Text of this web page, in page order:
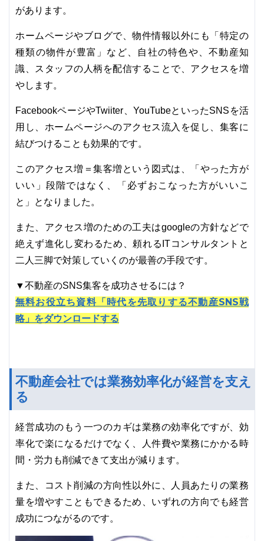
があります。
ホームページやブログで、物件情報以外にも「特定の
種類の物件が豊富」など、自社の特色や、不動産知
識、スタッフの人柄を配信することで、アクセスを増
やします。
FacebookページやTwiiter、YouTubeといったSNSを活
用し、ホームページへのアクセス流入を促し、集客に
結びつけることも効果的です。
このアクセス増＝集客増という図式は、「やった方が
いい」段階ではなく、「必ずおこなった方がいいこ
と」となりました。
また、アクセス増のための工夫はgoogleの方針などで
絶えず進化し変わるため、頼れるITコンサルタントと
二人三脚で対策していくのが最善の手段です。
▼不動産のSNS集客を成功させるには？
無料お役立ち資料「時代を先取りする不動産SNS戦
略」をダウンロードする
不動産会社では業務効率化が経営を支え
る
経営成功のもう一つのカギは業務の効率化ですが、効
率化で楽になるだけでなく、人件費や業務にかかる時
間・労力も削減できて支出が減ります。
また、コスト削減の方向性以外に、人員あたりの業務
量を増やすこともできるため、いずれの方向でも経営
成功につながるのです。